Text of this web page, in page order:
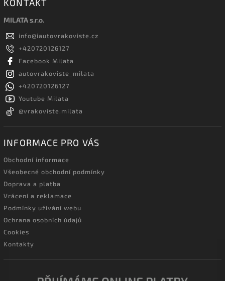
KONTAKT
MILATA s.r.o.
info@iautovrakoviste.cz
+420720126127
Facebook Milata
autovrakoviste_milata
+420720126127
Youtube Milata
@vrakoviste.milata
INFORMACE PRO VÁS
Obchodní informace
Všeobecné obchodní podmínky
Doprava a platba
Vrácení a reklamace
Podmínky užívání webu
Ochrana osobních údajů
Cookies
Kontakty